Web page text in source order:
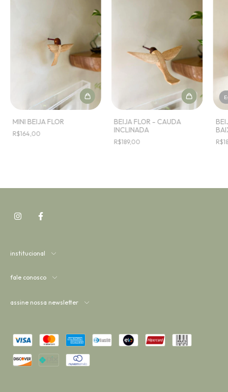
MINI BEIJA FLOR
R$164,00
BEIJA FLOR - CAUDA
INCLINADA
R$189,00
institucional
fale conosco
assine nossa newsletter